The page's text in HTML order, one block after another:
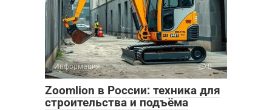
Информация 0
Zoomlion в России: техника для
строительства и подъёма